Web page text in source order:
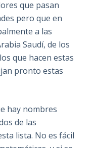
que pasan
pero que en
a las
Saudí, de los
que hacen estas
pronto estas
hay nombres
de las
lista. No es fácil